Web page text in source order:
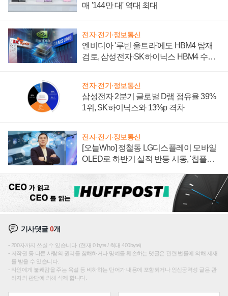
매 '144만 대' 역대 최대
전자·전기·정보통신
엔비디아 '루빈 울트라'에도 HBM4 탑재
검토, 삼성전자·SK하이닉스 HBM4 수율
전자·전기·정보통신
삼성전자 2분기 글로벌 D램 점유율 39%
1위, SK하이닉스와 13%p 격차
전자·전기·정보통신
[오늘Who] 정철동 LG디스플레이 모바일
OLED로 하반기 실적 반등 시동, '칩플레
기사댓글0개
200자까지 쓰실 수 있습니다. (현재 0 byte / 최대 400byte)
저작권 등 다른 사람의 권리를 침해하거나 명예를 훼손하는 댓글은 관련 법률에 의해 제재
를 받을 수 있습니다.
타인에게 불쾌감을 주는 욕설 등 비하하는 단어가 내용에 포함되거나 인신공격성 글은 관
리자의 판단에 의해 삭제 합니다.